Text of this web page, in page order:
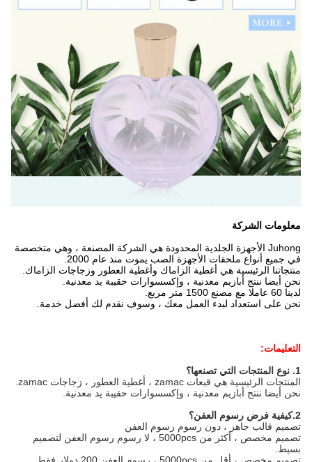
معلومات الشركة
Juhong الأجهزة الجلدية المحدودة هي الشركة المصنعة ، وهي متخصصة
في جميع أنواع ملحقات الأجهزة الصب يموت منذ عام 2000.
منتجاتنا الرئيسية هي أغطية الزاماك وأغطية العطور وزجاجات الزاماك.
نحن أيضا ننتج أبازيم معدنية ، وإكسسوارات حقيبة يد معدنية.
لدينا 60 عاملا مع مصنع 1500 متر مربع.
نحن على استعداد لبدء العمل معك ، وسوف نقدم لك أفضل خدمة.
التعليمات:
1. نوع المنتجات التي تصنعها؟
المنتجات الرئيسية هي قبعات zamac ، أغطية العطور ، زجاجات zamac.
نحن أيضا ننتج أبازيم معدنية ، وإكسسوارات حقيبة يد معدنية.
2.كيفية فرض رسوم العفن؟
تصميم قالب جاهز ، دون رسوم رسوم العفن
تصميم مخصص ، أكثر من 5000pcs ، لا رسوم رسوم العفن لتصميم
بسيط.
تصميم مخصص ، أقل من 5000pcs ، رسوم العفن 200 دولار فقط